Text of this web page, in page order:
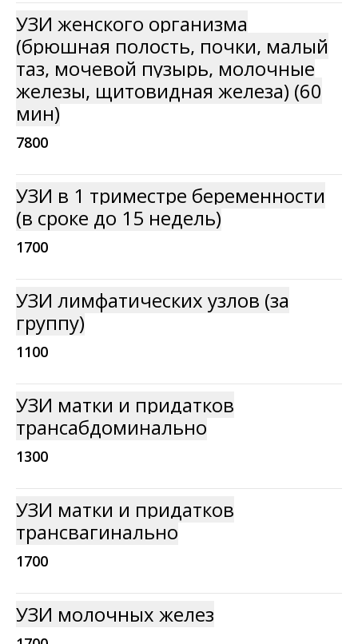
УЗИ женского организма
(брюшная полость, почки, малый
таз, мочевой пузырь, молочные
железы, щитовидная железа) (60
мин)
7800
УЗИ в 1 триместре беременности
(в сроке до 15 недель)
1700
УЗИ лимфатических узлов (за
группу)
1100
УЗИ матки и придатков
трансабдоминально
1300
УЗИ матки и придатков
трансвагинально
1700
УЗИ молочных желез